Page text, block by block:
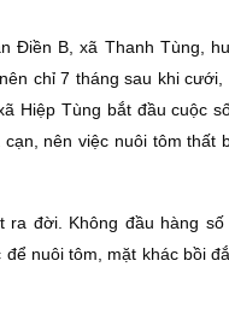
Ðiền B, xã Thanh Tùng,
chỉ 7 tháng sau khi cưới,
Hiệp Tùng bắt đầu cuộc
nên việc nuôi tôm thất
ra đời. Không đầu hàng
nuôi tôm, mặt khác bồi